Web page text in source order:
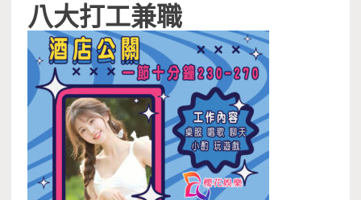
八大打工兼職